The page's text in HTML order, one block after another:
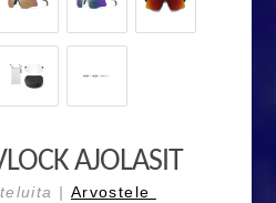
AJOLASIT
| Arvostele